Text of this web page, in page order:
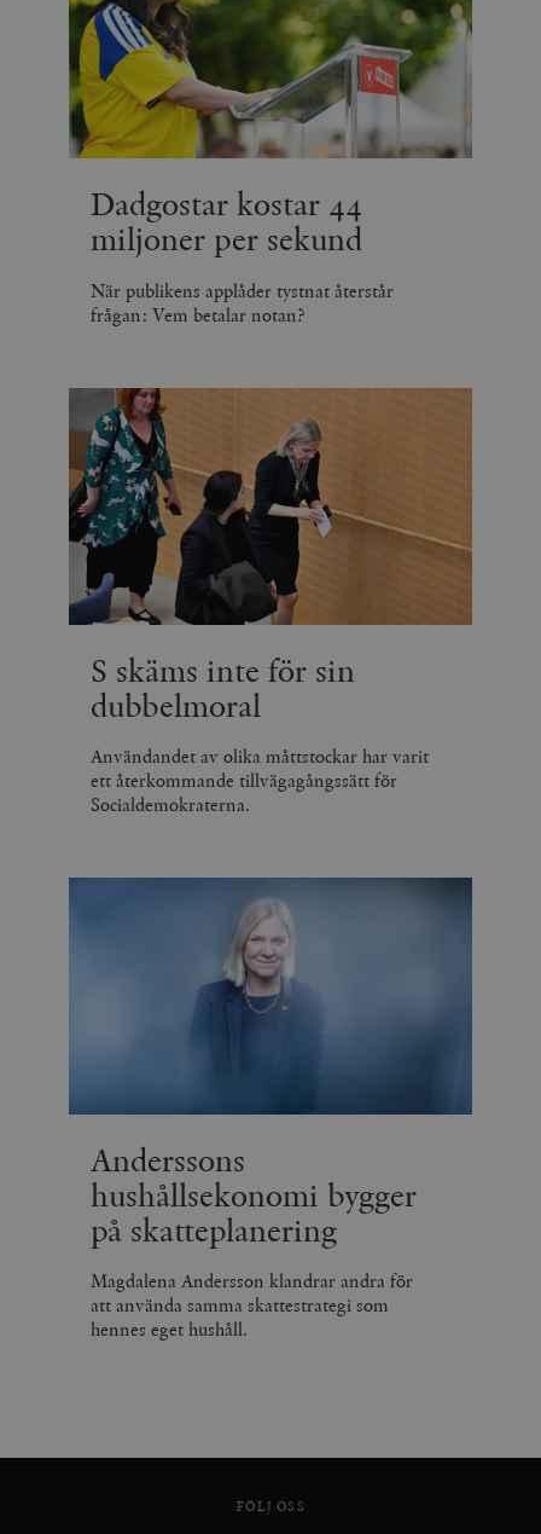
Dadgostar kostar 44
miljoner per sekund
När publikens applåder tystnat återstår
frågan: Vem betalar notan?
S skäms inte för sin
dubbelmoral
Användandet av olika måttstockar har varit
ett återkommande tillvägagångssätt för
Socialdemokraterna.
Anderssons
hushållsekonomi bygger
på skatteplanering
Magdalena Andersson klandrar andra för
att använda samma skattestrategi som
hennes eget hushåll.
FÖLJ OSS